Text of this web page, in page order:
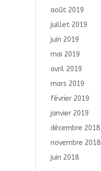
août 2019
juillet 2019
juin 2019
mai 2019
avril 2019
mars 2019
février 2019
janvier 2019
décembre 2018
novembre 2018
juin 2018